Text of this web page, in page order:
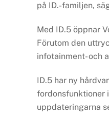
på ID.-familjen,
Med ID.5 öppnar
Förutom den
infotainment- och
ID.5 har ny
fordonsfunktioner
uppdateringarna